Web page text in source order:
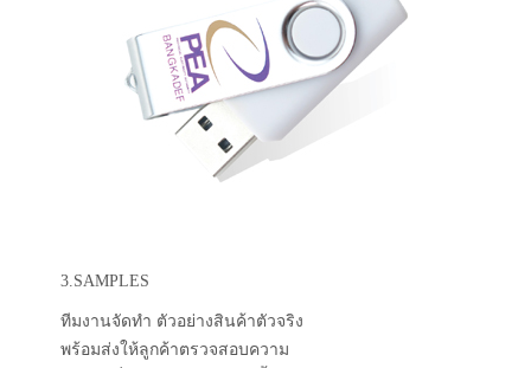
3.SAMPLES
ทีมงานจัดทำ ตัวอย่างสินค้าตัวจริง
พร้อมส่งให้ลูกค้าตรวจสอบความ